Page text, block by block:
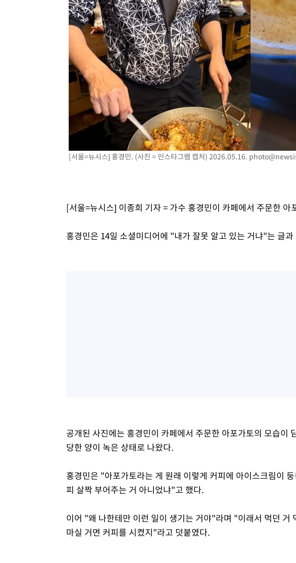
日방위성, 北이 동해로 쏜 발사체는 탄도미사일 가능성
[속보] SKT, 에이닷 서비스 장애 발생…"원인 파악 중"
[속보]합참 "북, 동해상으로 미상 발사체 발사"
'낮 최고 39도' 불볕더위…한밤 열대야도 계속[내일날씨]
[속보]7~9일 프로야구 3연전도 폭염 취소…11일 재개
"韓 외환시장 개입 관측 배경엔 美의 대한국 무역적자 있어"
'월드컵 탈락 후폭풍' 축구협회…초유의 압수수색에 '충격·당황'
서울 낮 37.9도, 올여름 최고치 경신…영등포 순간 '40도'
[속보]종합특검, 대검 추가 압수수색…내란 중요임무종사 혐의
[속보]코스닥, 800p 회복…0.26% 오른 801.67 마감
[속보]코스피, 301.88포인트(4.58%) 내린 6296.38 마감
[속보]원·달러 환율, 0.7원 내린 1423.8원 마감
내일까지 39도 '펄펄'…기상청 "태풍 지나며 폭염 잠시 꺾인다"
[서울=뉴시스] 홍경민. (사진 = 인스타그램 캡처) 2026.05.16.
[서울=뉴시스] 이종희 기자 = 가수 홍경민이 카페에서 주문한 아
홍경민은 14일 소셜미디어에 "내가 잘못 알고 있는 거냐"는 글
공개된 사진에는 홍경민이 카페에서 주문한 아포가토의 모습이
당한 양이 녹은 상태로 나왔다.
홍경민은 "아포가토라는 게 원래 이렇게 커피에 아이스크림이
피 살짝 부어주는 거 아니었냐"고 했다.
이어 "왜 나한테만 이런 일이 생기는 거야"라며 "이래서 먹던 거
마실 거면 커피를 시켰지"라고 덧붙였다.